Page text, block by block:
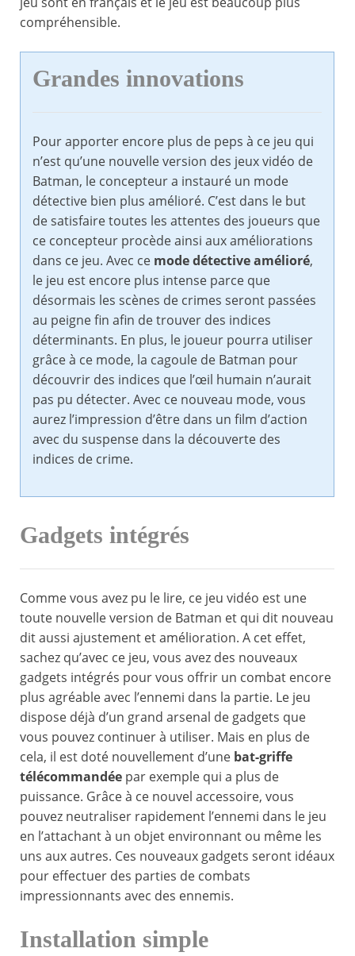
compréhensible.
Grandes innovations
Pour apporter encore plus de peps à ce jeu qui
n’est qu’une nouvelle version des jeux vidéo de
Batman, le concepteur a instauré un mode
détective bien plus amélioré. C’est dans le but
de satisfaire toutes les attentes des joueurs que
ce concepteur procède ainsi aux améliorations
dans ce jeu. Avec ce mode détective amélioré,
le jeu est encore plus intense parce que
désormais les scènes de crimes seront passées
au peigne fin afin de trouver des indices
déterminants. En plus, le joueur pourra utiliser
grâce à ce mode, la cagoule de Batman pour
découvrir des indices que l’œil humain n’aurait
pas pu détecter. Avec ce nouveau mode, vous
aurez l’impression d’être dans un film d’action
avec du suspense dans la découverte des
indices de crime.
Gadgets intégrés
Comme vous avez pu le lire, ce jeu vidéo est une
toute nouvelle version de Batman et qui dit nouveau
dit aussi ajustement et amélioration. A cet effet,
sachez qu’avec ce jeu, vous avez des nouveaux
gadgets intégrés pour vous offrir un combat encore
plus agréable avec l’ennemi dans la partie. Le jeu
dispose déjà d’un grand arsenal de gadgets que
vous pouvez continuer à utiliser. Mais en plus de
cela, il est doté nouvellement d’une bat-griffe
télécommandée par exemple qui a plus de
puissance. Grâce à ce nouvel accessoire, vous
pouvez neutraliser rapidement l’ennemi dans le jeu
en l’attachant à un objet environnant ou même les
uns aux autres. Ces nouveaux gadgets seront idéaux
pour effectuer des parties de combats
impressionnants avec des ennemis.
Installation simple